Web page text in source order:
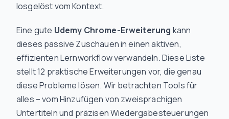
losgelöst vom Kontext.
Eine gute Udemy Chrome-Erweiterung kann
dieses passive Zuschauen in einen aktiven,
effizienten Lernworkflow verwandeln. Diese Liste
stellt 12 praktische Erweiterungen vor, die genau
diese Probleme lösen. Wir betrachten Tools für
alles – vom Hinzufügen von zweisprachigen
Untertiteln und präzisen Wiedergabesteuerungen